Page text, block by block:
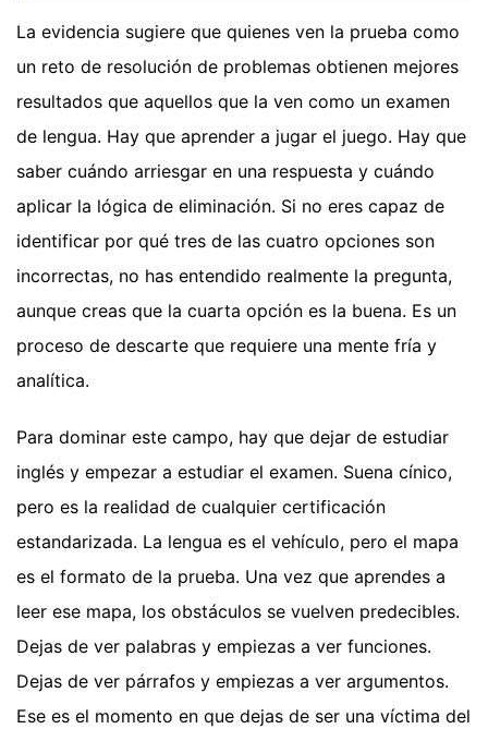
La evidencia sugiere que quienes ven la prueba como
un reto de resolución de problemas obtienen mejores
resultados que aquellos que la ven como un examen
de lengua. Hay que aprender a jugar el juego. Hay que
saber cuándo arriesgar en una respuesta y cuándo
aplicar la lógica de eliminación. Si no eres capaz de
identificar por qué tres de las cuatro opciones son
incorrectas, no has entendido realmente la pregunta,
aunque creas que la cuarta opción es la buena. Es un
proceso de descarte que requiere una mente fría y
analítica.
Para dominar este campo, hay que dejar de estudiar
inglés y empezar a estudiar el examen. Suena cínico,
pero es la realidad de cualquier certificación
estandarizada. La lengua es el vehículo, pero el mapa
es el formato de la prueba. Una vez que aprendes a
leer ese mapa, los obstáculos se vuelven predecibles.
Dejas de ver palabras y empiezas a ver funciones.
Dejas de ver párrafos y empiezas a ver argumentos.
Ese es el momento en que dejas de ser una víctima del